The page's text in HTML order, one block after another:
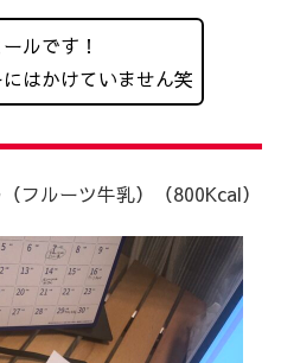
ルです！
はかけていません笑
ルーツ牛乳）（800Kcal）